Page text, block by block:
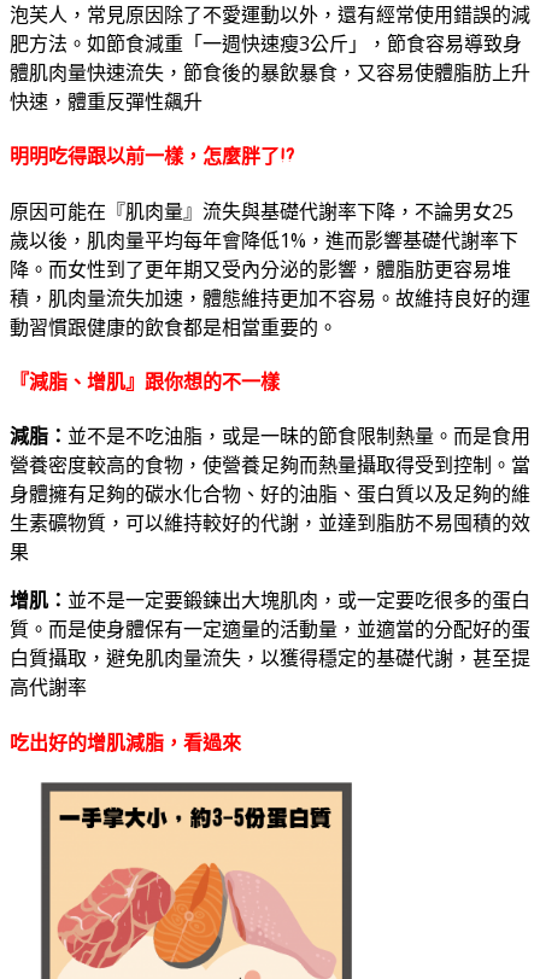
泡芙人，常見原因除了不愛運動以外，還有經常使用錯誤的減
肥方法。如節食減重「一週快速瘦3公斤」，節食容易導致身
體肌肉量快速流失，節食後的暴飲暴食，又容易使體脂肪上升
快速，體重反彈性飆升
明明吃得跟以前一樣，怎麼胖了!?
原因可能在『肌肉量』流失與基礎代謝率下降，不論男女25
歲以後，肌肉量平均每年會降低1%，進而影響基礎代謝率下
降。而女性到了更年期又受內分泌的影響，體脂肪更容易堆
積，肌肉量流失加速，體態維持更加不容易。故維持良好的運
動習慣跟健康的飲食都是相當重要的。
『減脂、增肌』跟你想的不一樣
減脂： 並不是不吃油脂，或是一昧的節食限制熱量。而是食用
營養密度較高的食物，使營養足夠而熱量攝取得受到控制。當
身體擁有足夠的碳水化合物、好的油脂、蛋白質以及足夠的維
生素礦物質，可以維持較好的代謝，並達到脂肪不易囤積的效
果
增肌： 並不是一定要鍛鍊出大塊肌肉，或一定要吃很多的蛋白
質。而是使身體保有一定適量的活動量，並適當的分配好的蛋
白質攝取，避免肌肉量流失，以獲得穩定的基礎代謝，甚至提
高代謝率
吃出好的增肌減脂，看過來